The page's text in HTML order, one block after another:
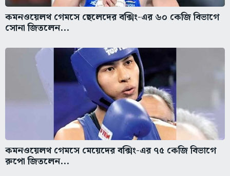
কমনওয়েলথ গেমসে ছেলেদের বক্সিং-এর ৬০ কেজি বিভাগে
সোনা জিতলেন...
কমনওয়েলথ গেমসে মেয়েদের বক্সিং-এর ৭৫ কেজি বিভাগে
রুপো জিতলেন...